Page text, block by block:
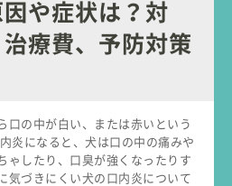
や症状は？対
療費、予防対策
口の中が白い、または赤いという
炎になると、犬は口の中の痛みや
ゃしたり、口臭が強くなったりす
気づきにくい犬の口内炎について